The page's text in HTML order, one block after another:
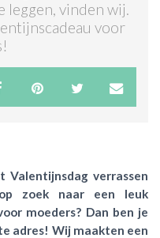
leggen, vinden wij.
voor
verrassen
zoek naar een leuk
moeders? Dan ben je
adres! Wij maakten een